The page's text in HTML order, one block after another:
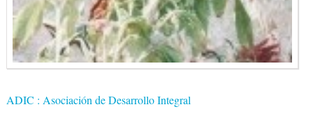
ADIC : Asociación de Desarrollo Integral